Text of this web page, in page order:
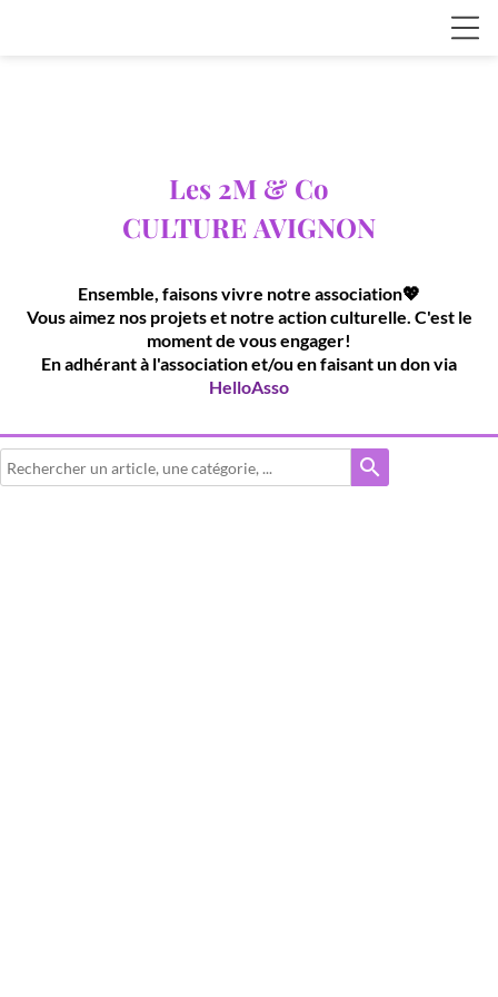
Les 2M & Co
CULTURE AVIGNON
Ensemble, faisons vivre notre association💖
Vous aimez nos projets et notre action culturelle. C'est le
moment de vous engager!
En adhérant à l'association et/ou en faisant un don via
HelloAsso
search